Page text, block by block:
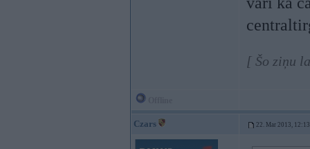
[ Šo ziņu
Czars 22. Mar 2013, 12:13